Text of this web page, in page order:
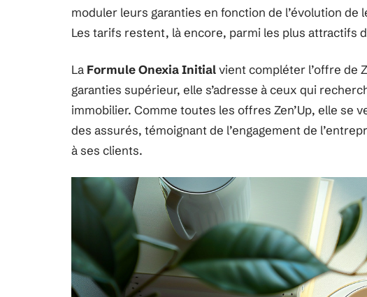
moduler leurs garanties en fonction de l’évolution
Les tarifs restent, là encore, parmi les plus attractifs
La Formule Onexia Initialvient compléter l’offre de
garanties supérieur, elle s’adresse à ceux qui
immobilier. Comme toutes les offres Zen’Up, elle se
des assurés, témoignant de l’engagement de
à ses clients.